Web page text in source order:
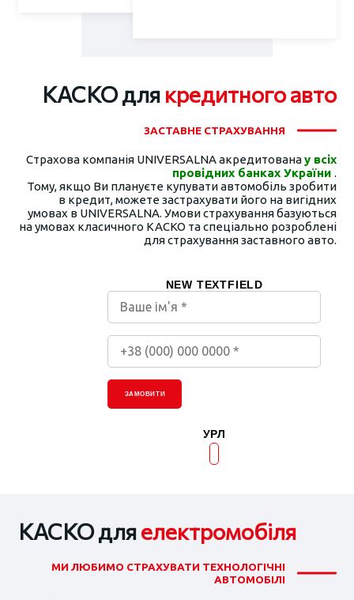
КАСКО для кредитного авто
ЗАСТАВНЕ СТРАХУВАННЯ
Страхова компанія UNIVERSALNA акредитованау всіх
провідних банках України .
Тому, якщо Ви плануєте купувати автомобіль зробити
в кредит, можете застрахувати його на вигідних
умовах в UNIVERSALNA. Умови страхування базуються
на умовах класичного КАСКО та спеціально розроблені
для страхування заставного авто.
NEW TEXTFIELD
ЗАМОВИТИ
УРЛ
КАСКО дляелектромобіля
МИ ЛЮБИМО СТРАХУВАТИ ТЕХНОЛОГІЧНІ
АВТОМОБІЛІ